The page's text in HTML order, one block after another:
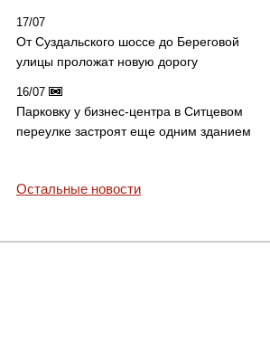
17/07
От Суздальского шоссе до Береговой
улицы проложат новую дорогу
16/07
Парковку у бизнес-центра в Ситцевом
переулке застроят еще одним зданием
Остальные новости